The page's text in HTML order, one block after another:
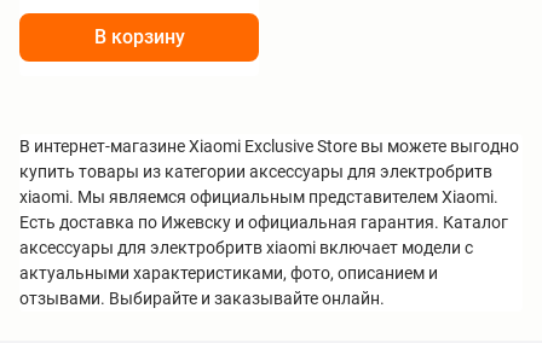
В корзину
В интернет-магазине Xiaomi Exclusive Store вы можете выгодно
купить товары из категории аксессуары для электробритв
xiaomi. Мы являемся официальным представителем Xiaomi.
Есть доставка по Ижевску и официальная гарантия. Каталог
аксессуары для электробритв xiaomi включает модели с
актуальными характеристиками, фото, описанием и
отзывами. Выбирайте и заказывайте онлайн.